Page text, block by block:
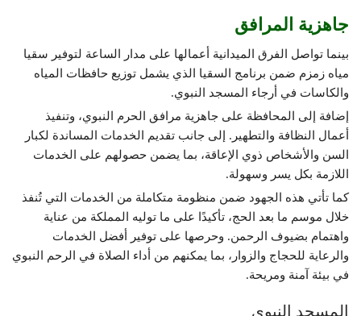
جاهزية المرافق
بينما تواصل الفرق الميدانية أعمالها على مدار الساعة لتوفير سقيا
مياه زمزم ضمن برنامج السقيا الذي يشمل توزيع حافظات المياه
والكاسات في أرجاء المسجد النبوي.
إضافة إلى المحافظة على جاهزية مرافق الحرم النبوي، وتنفيذ
أعمال النظافة والتطهير. إلى جانب تقديم الخدمات المساندة لكبار
السن والأشخاص ذوي الإعاقة، بما يضمن حصولهم على الخدمات
اللازمة بكل يسر وسهولة.
كما تأتي هذه الجهود ضمن منظومة متكاملة من الخدمات التي تُنفذ
خلال موسم ما بعد الحج، تأكيدًا على ما توليه المملكة من عناية
واهتمام بضيوف الرحمن. وحرصها على توفير أفضل الخدمات
والرعاية للحجاج والزوار، بما يمكنهم من أداء الصلاة في الرحم النبوي
في بيئة آمنة ومريحة.
المسجد النبوي